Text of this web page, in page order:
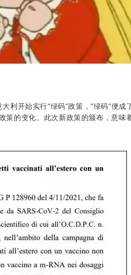
利开始实行“绿码”政策，“绿码”便成
策的变化。此次新政策的颁布，意味